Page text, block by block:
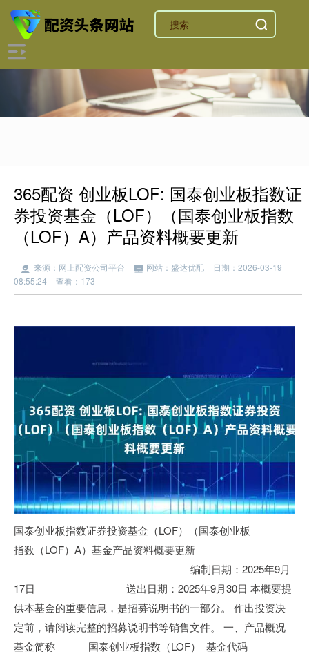
365配资 创业板LOF: 国泰创业板指数证
券投资基金（LOF）（国泰创业板指数
（LOF）A）产品资料概要更新
来源：网上配资公司平台 网站：盛达优配
日期：2026-03-19
08:55:24
查看：173
国泰创业板指数证券投资基金（LOF）（国泰创业板
指数（LOF）A）基金产品资料概要更新
编制日期：2025年9月
17日 送出日期：2025年9月30日 本概要提
供本基金的重要信息，是招募说明书的一部分。 作出投资决
定前，请阅读完整的招募说明书等销售文件。 一、产品概况
基金简称 国泰创业板指数（LOF） 基金代码